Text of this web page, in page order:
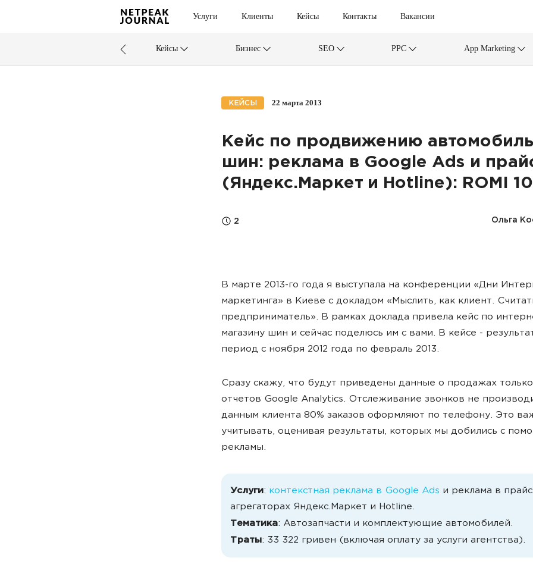
Услуги Клиенты Кейсы Контакты Вакансии
Кейсы Бизнес SEO PPC App Marketing
КЕЙСЫ 22 марта 2013
Кейс по продвижению
шин: реклама в Google Ads и
(Яндекс.Маркет и Hotline): ROMI
2 Ольга
В марте 2013-го года я выступала на конференции «Дни
маркетинга» в Киеве с докладом «Мыслить, как клиент.
предприниматель». В рамках доклада привела кейс по
магазину шин и сейчас поделюсь им с вами. В кейсе -
период с ноября 2012 года по февраль 2013.
Сразу скажу, что будут приведены данные о продажах
отчетов Google Analytics. Отслеживание звонков не
данным клиента 80% заказов оформляют по телефону. Это
учитывать, оценивая результаты, которых мы добились с
рекламы.
Услуги: контекстная реклама в Google Ads и реклама в
агрегаторах Яндекс.Маркет и Hotline.
Тематика: Автозапчасти и комплектующие автомобилей.
Траты: 33 322 гривен (включая оплату за услуги агентства).